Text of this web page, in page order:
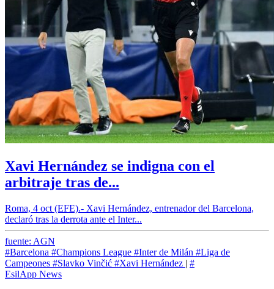
Xavi Hernández se indigna con el
arbitraje tras de...
Roma, 4 oct (EFE).- Xavi Hernández, entrenador del Barcelona,
declaró tras la derrota ante el Inter...
fuente: AGN
#Barcelona #Champions League #Inter de Milán #Liga de
Campeones #Slavko Vinčić #Xavi Hernández | #
EsilApp News